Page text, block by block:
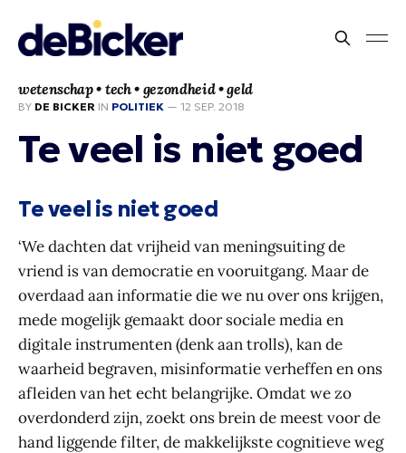
wetenschap • tech • gezondheid • geld
BY DE BICKER IN POLITIEK — 12 SEP. 2018
Te veel is niet goed
Te veel is niet goed
‘We dachten dat vrijheid van meningsuiting de
vriend is van democratie en vooruitgang. Maar de
overdaad aan informatie die we nu over ons krijgen,
mede mogelijk gemaakt door sociale media en
digitale instrumenten (denk aan trolls), kan de
waarheid begraven, misinformatie verheffen en ons
afleiden van het echt belangrijke. Omdat we zo
overdonderd zijn, zoekt ons brein de meest voor de
hand liggende filter, de makkelijkste cognitieve weg